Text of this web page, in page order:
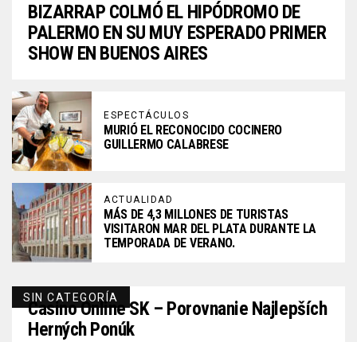
BIZARRAP COLMÓ EL HIPÓDROMO DE
PALERMO EN SU MUY ESPERADO PRIMER
SHOW EN BUENOS AIRES
ESPECTÁCULOS
MURIÓ EL RECONOCIDO COCINERO
GUILLERMO CALABRESE
ACTUALIDAD
MÁS DE 4,3 MILLONES DE TURISTAS
VISITARON MAR DEL PLATA DURANTE LA
TEMPORADA DE VERANO.
SIN CATEGORÍA
Casino Online SK – Porovnanie Najlepších
Herných Ponúk